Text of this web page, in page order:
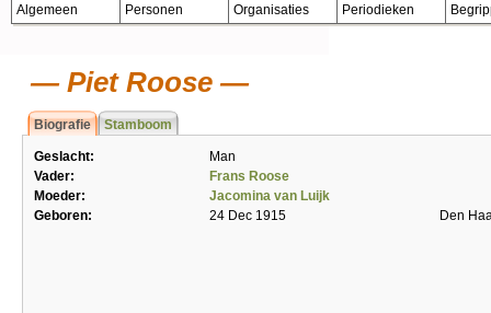
Algemeen Personen Organisaties Periodieken
Piet Roose
Biografie Stamboom
Geslacht:
Man
Vader:
Frans Roose
Moeder:
Jacomina van Luijk
Geboren:
24 Dec 1915 Den